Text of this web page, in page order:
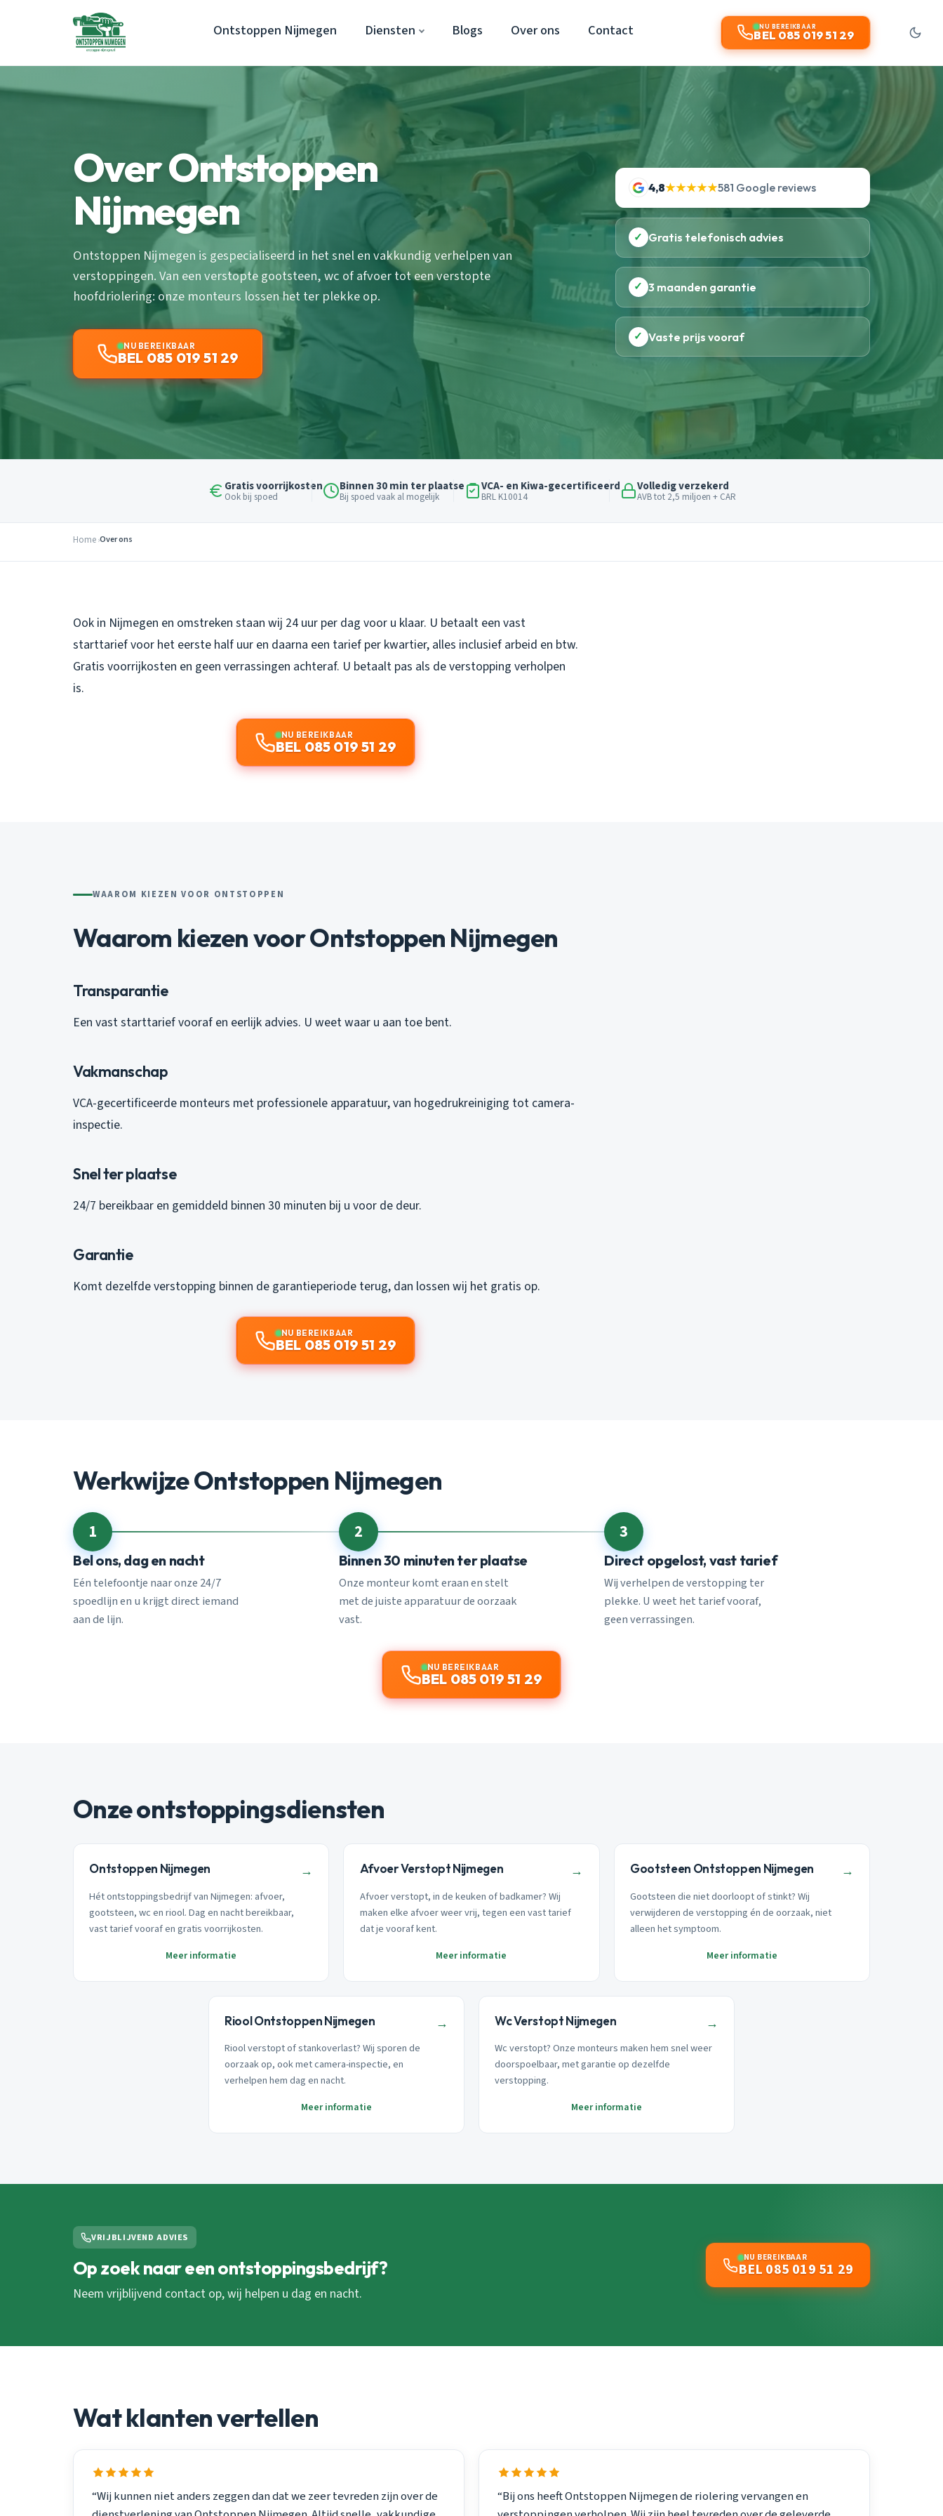
Ontstoppen Nijmegen Diensten Blogs Over ons Contact NU BEREIKBAAR
BEL 085 019 51 29
Over Ontstoppen
Nijmegen
Ontstoppen Nijmegen is gespecialiseerd in het snel en vakkundig verhelpen van
verstoppingen. Van een verstopte gootsteen, wc of afvoer tot een verstopte
hoofdriolering: onze monteurs lossen het ter plekke op.
NU BEREIKBAAR
BEL 085 019 51 29
4,8★★★★★581 Google reviews
✓ Gratis telefonisch advies
✓ 3 maanden garantie
✓ Vaste prijs vooraf
Gratis voorrijkosten
Ook bij spoed
Binnen 30 min ter plaatse
Bij spoed vaak al mogelijk
VCA- en Kiwa-gecertificeerd
BRL K10014
Volledig verzekerd
AVB tot 2,5 miljoen + CAR
Home Over ons
Ook in Nijmegen en omstreken staan wij 24 uur per dag voor u klaar. U betaalt een vast
starttarief voor het eerste half uur en daarna een tarief per kwartier, alles inclusief arbeid en btw.
Gratis voorrijkosten en geen verrassingen achteraf. U betaalt pas als de verstopping verholpen
is.
NU BEREIKBAAR
BEL 085 019 51 29
WAAROM KIEZEN VOOR ONTSTOPPEN
Waarom kiezen voor Ontstoppen Nijmegen
Transparantie
Een vast starttarief vooraf en eerlijk advies. U weet waar u aan toe bent.
Vakmanschap
VCA-gecertificeerde monteurs met professionele apparatuur, van hogedrukreiniging tot camera-
inspectie.
Snel ter plaatse
24/7 bereikbaar en gemiddeld binnen 30 minuten bij u voor de deur.
Garantie
Komt dezelfde verstopping binnen de garantieperiode terug, dan lossen wij het gratis op.
NU BEREIKBAAR
BEL 085 019 51 29
Werkwijze Ontstoppen Nijmegen
1
Bel ons, dag en nacht
Eén telefoontje naar onze 24/7
spoedlijn en u krijgt direct iemand
aan de lijn.
2
Binnen 30 minuten ter plaatse
Onze monteur komt eraan en stelt
met de juiste apparatuur de oorzaak
vast.
3
Direct opgelost, vast tarief
Wij verhelpen de verstopping ter
plekke. U weet het tarief vooraf,
geen verrassingen.
NU BEREIKBAAR
BEL 085 019 51 29
Onze ontstoppingsdiensten
Ontstoppen Nijmegen →
Hét ontstoppingsbedrijf van Nijmegen: afvoer,
gootsteen, wc en riool. Dag en nacht bereikbaar,
vast tarief vooraf en gratis voorrijkosten.
Meer informatie
Afvoer Verstopt Nijmegen →
Afvoer verstopt, in de keuken of badkamer? Wij
maken elke afvoer weer vrij, tegen een vast tarief
dat je vooraf kent.
Meer informatie
Gootsteen Ontstoppen Nijmegen →
Gootsteen die niet doorloopt of stinkt? Wij
verwijderen de verstopping én de oorzaak, niet
alleen het symptoom.
Meer informatie
Riool Ontstoppen Nijmegen →
Riool verstopt of stankoverlast? Wij sporen de
oorzaak op, ook met camera-inspectie, en
verhelpen hem dag en nacht.
Meer informatie
Wc Verstopt Nijmegen →
Wc verstopt? Onze monteurs maken hem snel weer
doorspoelbaar, met garantie op dezelfde
verstopping.
Meer informatie
VRIJBLIJVEND ADVIES
Op zoek naar een ontstoppingsbedrijf?
Neem vrijblijvend contact op, wij helpen u dag en nacht.
NU BEREIKBAAR
BEL 085 019 51 29
Wat klanten vertellen
“Wij kunnen niet anders zeggen dan dat we zeer tevreden zijn over de
“Bij ons heeft Ontstoppen Nijmegen de riolering vervangen en